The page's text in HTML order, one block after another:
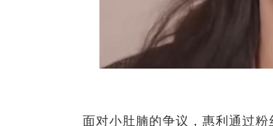
面对小肚腩的争议，惠利通过